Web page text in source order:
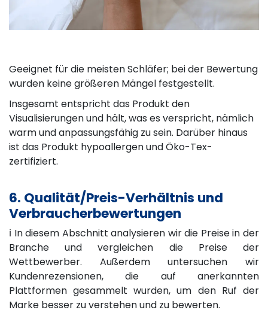
Geeignet für die meisten Schläfer; bei der Bewertung
wurden keine größeren Mängel festgestellt.
Insgesamt entspricht das Produkt den
Visualisierungen und hält, was es verspricht, nämlich
warm und anpassungsfähig zu sein. Darüber hinaus
ist das Produkt hypoallergen und Öko-Tex-
zertifiziert.
6. Qualität/Preis-Verhältnis und
Verbraucherbewertungen
ℹ️ In diesem Abschnitt analysieren wir die Preise in der
Branche und vergleichen die Preise der
Wettbewerber. Außerdem untersuchen wir
Kundenrezensionen, die auf anerkannten
Plattformen gesammelt wurden, um den Ruf der
Marke besser zu verstehen und zu bewerten.